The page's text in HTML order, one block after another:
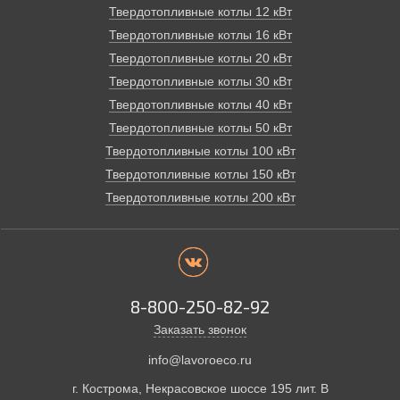
Твердотопливные котлы 12 кВт
Твердотопливные котлы 16 кВт
Твердотопливные котлы 20 кВт
Твердотопливные котлы 30 кВт
Твердотопливные котлы 40 кВт
Твердотопливные котлы 50 кВт
Твердотопливные котлы 100 кВт
Твердотопливные котлы 150 кВт
Твердотопливные котлы 200 кВт
8-800-250-82-92
Заказать звонок
info@lavoroeco.ru
г. Кострома, Некрасовское шоссе 195 лит. В